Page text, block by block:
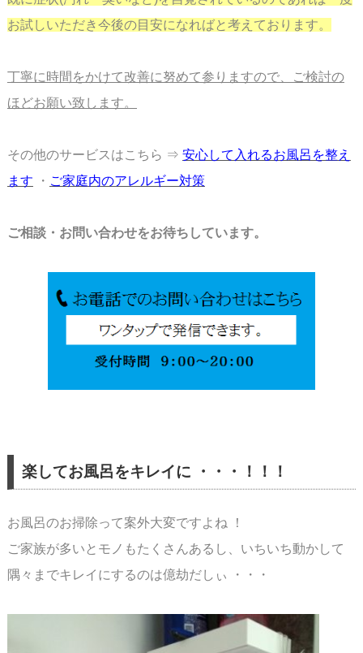
お試しいただき今後の目安になればと考えております。
丁寧に時間をかけて改善に努めて参りますので、ご検討の
ほどお願い致します。
その他のサービスはこちら ⇒ 安心して入れるお風呂を整え
ます ・ ご家庭内のアレルギー対策
ご相談・お問い合わせをお待ちしています。
楽してお風呂をキレイに ・・・！！！
お風呂のお掃除って案外大変ですよね ！
ご家族が多いとモノもたくさんあるし、いちいち動かして
隅々までキレイにするのは億劫だしぃ ・・・